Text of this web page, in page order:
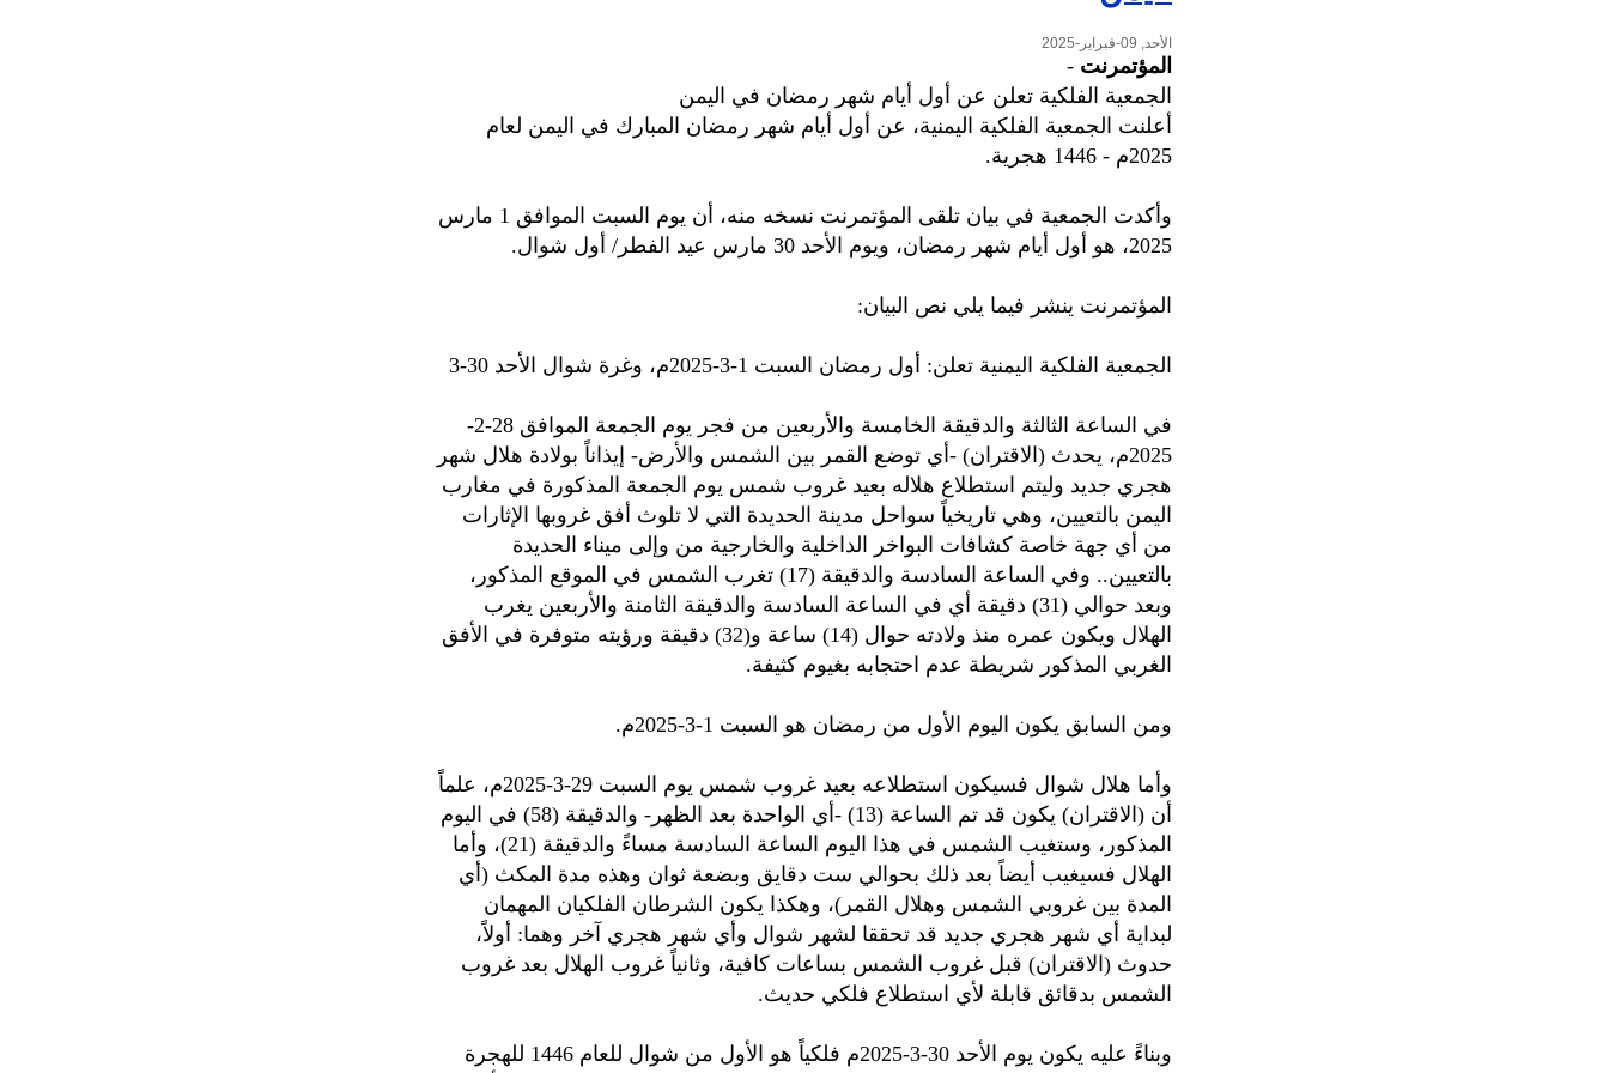
الأحد, 09-فبراير-2025
المؤتمرنت -
الجمعية الفلكية تعلن عن أول أيام شهر رمضان في اليمن
أعلنت الجمعية الفلكية اليمنية، عن أول أيام شهر رمضان المبارك في اليمن لعام
2025م - 1446 هجرية.
وأكدت الجمعية في بيان تلقى المؤتمرنت نسخه منه، أن يوم السبت الموافق 1 مارس
2025، هو أول أيام شهر رمضان، ويوم الأحد 30 مارس عيد الفطر/ أول شوال.
المؤتمرنت ينشر فيما يلي نص البيان:
الجمعية الفلكية اليمنية تعلن: أول رمضان السبت 1-3-2025م، وغرة شوال الأحد 30-3
في الساعة الثالثة والدقيقة الخامسة والأربعين من فجر يوم الجمعة الموافق 28-2-
2025م، يحدث (الاقتران) -أي توضع القمر بين الشمس والأرض- إيذاناً بولادة هلال شهر
هجري جديد وليتم استطلاع هلاله بعيد غروب شمس يوم الجمعة المذكورة في مغارب
اليمن بالتعيين، وهي تاريخياً سواحل مدينة الحديدة التي لا تلوث أفق غروبها الإثارات
من أي جهة خاصة كشافات البواخر الداخلية والخارجية من وإلى ميناء الحديدة
بالتعيين.. وفي الساعة السادسة والدقيقة (17) تغرب الشمس في الموقع المذكور،
وبعد حوالي (31) دقيقة أي في الساعة السادسة والدقيقة الثامنة والأربعين يغرب
الهلال ويكون عمره منذ ولادته حوال (14) ساعة و(32) دقيقة ورؤيته متوفرة في الأفق
الغربي المذكور شريطة عدم احتجابه بغيوم كثيفة.
ومن السابق يكون اليوم الأول من رمضان هو السبت 1-3-2025م.
وأما هلال شوال فسيكون استطلاعه بعيد غروب شمس يوم السبت 29-3-2025م، علماً
أن (الاقتران) يكون قد تم الساعة (13) -أي الواحدة بعد الظهر- والدقيقة (58) في اليوم
المذكور، وستغيب الشمس في هذا اليوم الساعة السادسة مساءً والدقيقة (21)، وأما
الهلال فسيغيب أيضاً بعد ذلك بحوالي ست دقايق وبضعة ثوان وهذه مدة المكث (أي
المدة بين غروبي الشمس وهلال القمر)، وهكذا يكون الشرطان الفلكيان المهمان
لبداية أي شهر هجري جديد قد تحققا لشهر شوال وأي شهر هجري آخر وهما: أولاً،
حدوث (الاقتران) قبل غروب الشمس بساعات كافية، وثانياً غروب الهلال بعد غروب
الشمس بدقائق قابلة لأي استطلاع فلكي حديث.
وبناءً عليه يكون يوم الأحد 30-3-2025م فلكياً هو الأول من شوال للعام 1446 للهجرة